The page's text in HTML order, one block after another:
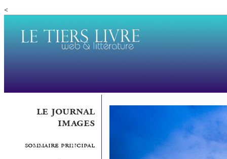
<
le journal
images
sommaire principal